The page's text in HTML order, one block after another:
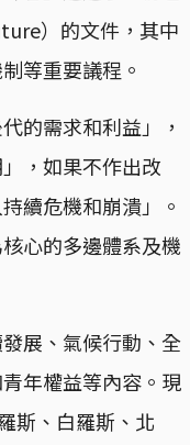
）的文件，其中
等重要議程。
的需求和利益」，
，如果不作出改
續危機和崩潰」。
心的多邊體系及機
展、氣候行動、全
年權益等內容。現
斯、白羅斯、北